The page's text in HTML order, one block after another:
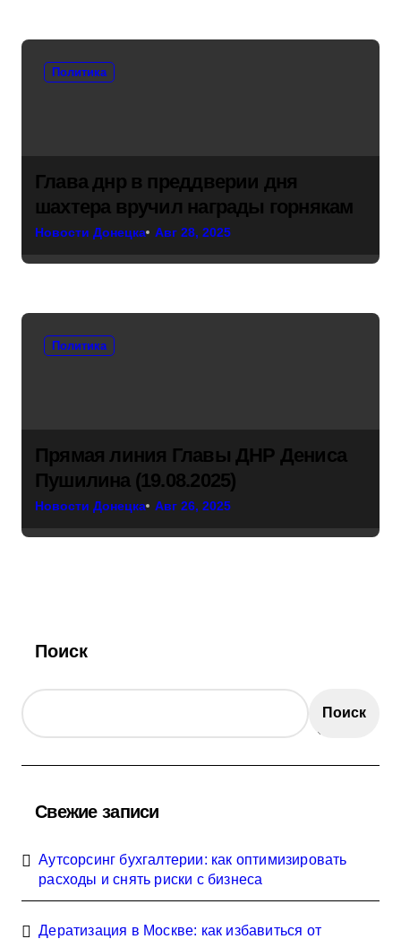
Политика
Глава днр в преддверии дня
шахтера вручил награды горнякам
Новости Донецка Авг 28, 2025
Политика
Прямая линия Главы ДНР Дениса
Пушилина (19.08.2025)
Новости Донецка Авг 26, 2025
Поиск
Поиск
Свежие записи
Аутсорсинг бухгалтерии: как оптимизировать
расходы и снять риски с бизнеса
Дератизация в Москве: как избавиться от